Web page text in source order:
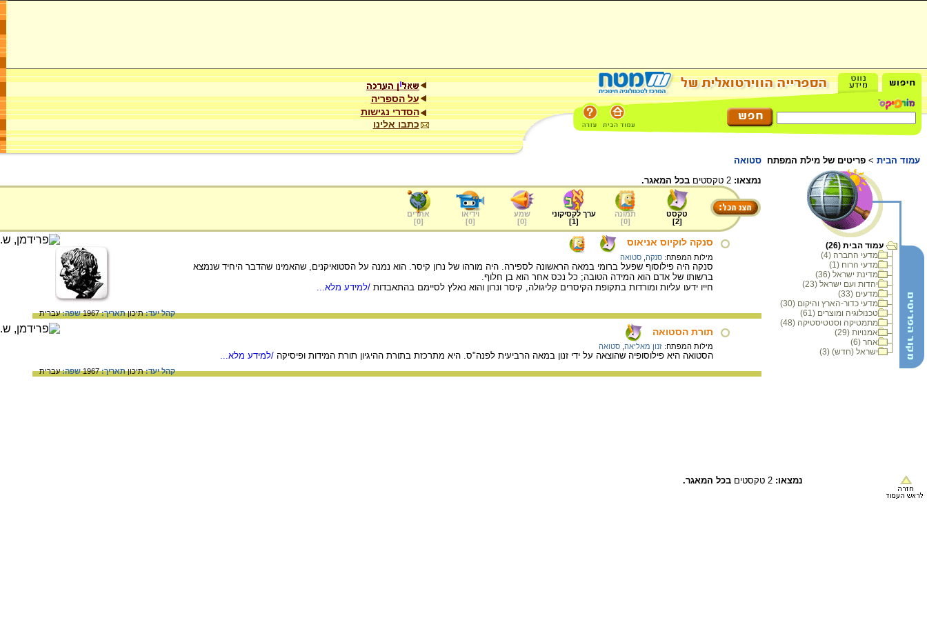
על הספריה
הסדרי נגישות
כתבו אלינו
עמוד הבית > פריטים של מילת המפתח סטואה
עמוד הבית (26)
מדעי החברה (4)
מדעי הרוח (1)
מדינת ישראל (36)
יהדות ועם ישראל (23)
מדעים (33)
מדעי כדור-הארץ והיקום (30)
טכנולוגיה ומוצרים (61)
מתמטיקה וסטטיסטיקה (48)
אמנויות (29)
אחר (6)
ישראל (חדש) (3)
נמצאו: בכל המאגר.
טקסט
[
2
]
תמונה
[
0
]
ערך לקסיקוני
[
1
]
שמע
[
0
]
וידיאו
[
0
]
אתרים
[
0
]
סנקה לוקיוס אניאוס
מילות המפתח: סנקה סטואה
סנקה היה פילוסוף שפעל ברומי במאה הראשונה לספירה. היה מורהו של נרון קיסר. הוא נמנה על הסטואיקנים, שהאמינו שהדבר היחיד שנמצא
ברשותו של אדם הוא המידה הטובה; כל נכס אחר הוא בן חלוף.
חייו ידעו עליות ומורדות בתקופת הקיסרים קליגולה, קיסר ונרון והוא נאלץ לסיימם בהתאבדות /למידע מלא...
קהל יעד:תיכוןתאריך:1967 שפה:עברית
תורת הסטואה
מילות המפתח: זנון מאליאה סטואה
הסטואה היא פילוסופיה שהוצאה על ידי זנון במאה הרביעית לפנה"ס. היא מתרכזת בתורת ההיגיון תורת המידות ופיסיקה /למידע מלא...
קהל יעד:תיכוןתאריך:1967 שפה:עברית
נמצאו: בכל המאגר.